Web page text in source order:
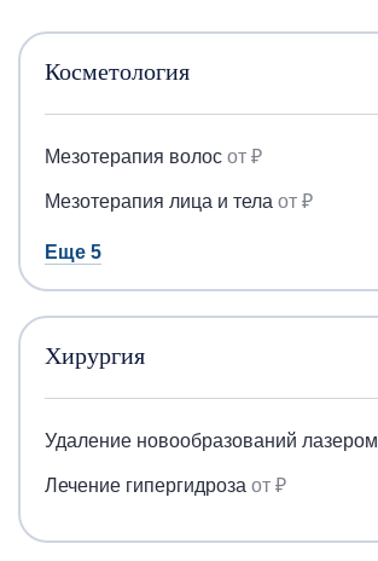
Косметология
Мезотерапия волос от ₽
Мезотерапия лица и тела от ₽
Еще 5
Хирургия
Удаление новообразований лазером
Лечение гипергидроза от ₽